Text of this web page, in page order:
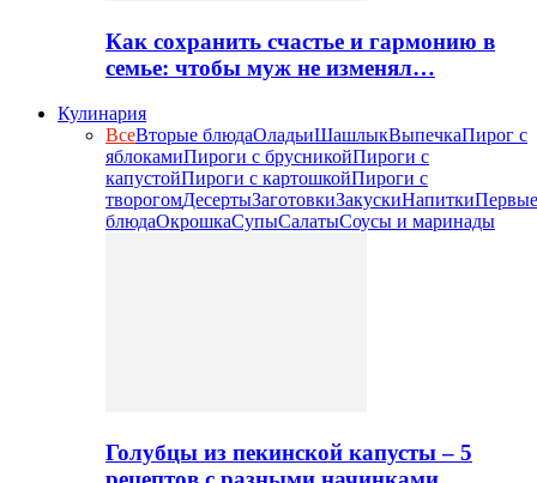
Как сохранить счастье и гармонию в
семье: чтобы муж не изменял…
Кулинария
ВсеВторые блюдаОладьиШашлыкВыпечкаПирог с
яблокамиПироги с брусникойПироги с
капустойПироги с картошкойПироги с
творогомДесертыЗаготовкиЗакускиНапиткиПервые
блюдаОкрошкаСупыСалатыСоусы и маринады
Голубцы из пекинской капусты – 5